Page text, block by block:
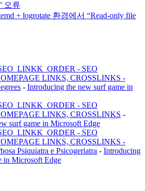
오류
+ logrotate 환경에서 “Read-only file
- SEO
LINKS, CROSSLINKS -
- Introducing the new surf game in
- SEO
LINKS, CROSSLINKS -
surf game in Microsoft Edge
- SEO
LINKS, CROSSLINKS -
Psiquiatra e Psicogeriatra - Introducing
in Microsoft Edge